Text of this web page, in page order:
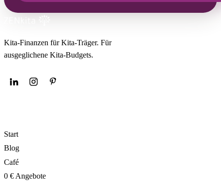
Kita-Finanzen für Kita-Träger. Für
ausgeglichene Kita-Budgets.
Start
Blog
Café
0 € Angebote